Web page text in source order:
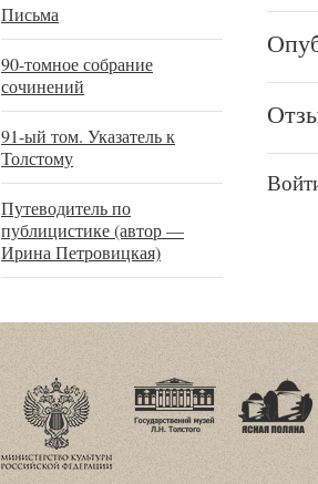
Письма
90-томное собрание
сочинений
91-ый том. Указатель к
Толстому
Путеводитель по
публицистике (автор —
Ирина Петровицкая)